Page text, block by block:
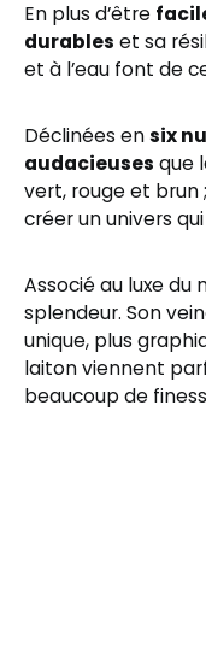
En plus d’être
durables et sa
et à l’eau font de
Déclinées ensix
audacieuses que
vert, rouge et brun
créer un univers
Associé au luxe du
splendeur. Son
unique, plus
laiton viennent
beaucoup de